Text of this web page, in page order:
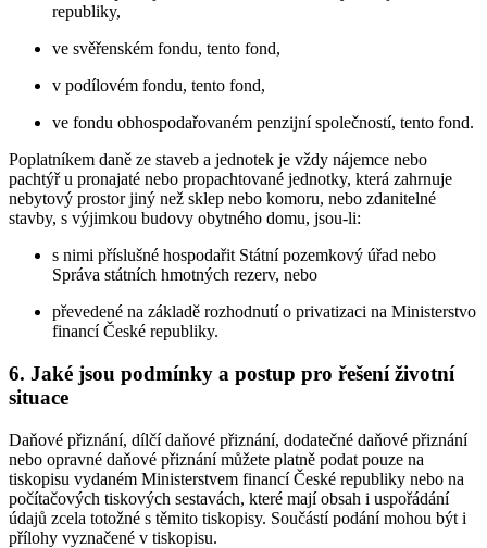
republiky,
ve svěřenském fondu, tento fond,
v podílovém fondu, tento fond,
ve fondu obhospodařovaném penzijní společností, tento fond.
Poplatníkem daně ze staveb a jednotek je vždy nájemce nebo
pachtýř u pronajaté nebo propachtované jednotky, která zahrnuje
nebytový prostor jiný než sklep nebo komoru, nebo zdanitelné
stavby, s výjimkou budovy obytného domu, jsou-li:
s nimi příslušné hospodařit Státní pozemkový úřad nebo
Správa státních hmotných rezerv, nebo
převedené na základě rozhodnutí o privatizaci na Ministerstvo
financí České republiky.
6. Jaké jsou podmínky a postup pro řešení životní
situace
Daňové přiznání, dílčí daňové přiznání, dodatečné daňové přiznání
nebo opravné daňové přiznání můžete platně podat pouze na
tiskopisu vydaném Ministerstvem financí České republiky nebo na
počítačových tiskových sestavách, které mají obsah i uspořádání
údajů zcela totožné s těmito tiskopisy. Součástí podání mohou být i
přílohy vyznačené v tiskopisu.